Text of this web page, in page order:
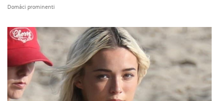
Domáci prominenti